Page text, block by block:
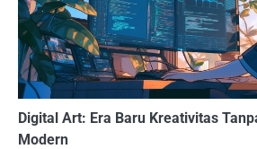
Digital Art: Era Baru Kreativitas
Modern